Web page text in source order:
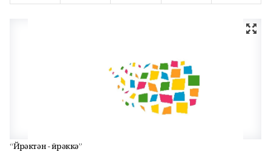
“Йөрәктән - йөрәккә”